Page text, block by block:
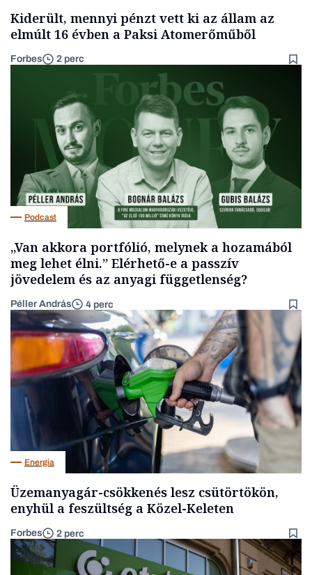
Kiderült, mennyi pénzt vett ki az állam az
elmúlt 16 évben a Paksi Atomerőműből
Forbes 2 perc
Podcast
„Van akkora portfólió, melynek a hozamából
meg lehet élni.” Elérhető-e a passzív
jövedelem és az anyagi függetlenség?
Péller András 4 perc
Energia
Üzemanyagár-csökkenés lesz csütörtökön,
enyhül a feszültség a Közel-Keleten
Forbes 2 perc